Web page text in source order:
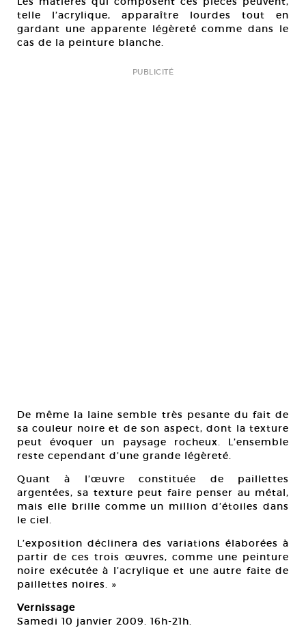
telle l’acrylique, apparaître lourdes tout en
gardant une apparente légèreté comme dans le
cas de la peinture blanche.
PUBLICITÉ
De même la laine semble très pesante du fait de
sa couleur noire et de son aspect, dont la texture
peut évoquer un paysage rocheux. L’ensemble
reste cependant d’une grande légèreté.
Quant à l’œuvre constituée de paillettes
argentées, sa texture peut faire penser au métal,
mais elle brille comme un million d’étoiles dans
le ciel.
L’exposition déclinera des variations élaborées à
partir de ces trois œuvres, comme une peinture
noire exécutée à l’acrylique et une autre faite de
paillettes noires. »
Vernissage
Samedi 10 janvier 2009. 16h-21h.